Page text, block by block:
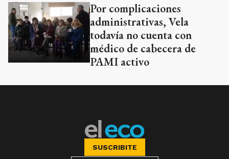
Por complicaciones
administrativas, Vela
todavía no cuenta con
médico de cabecera de
PAMI activo
SUSCRIBITE